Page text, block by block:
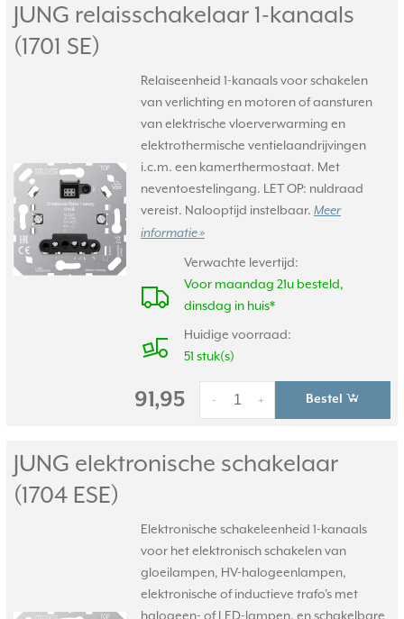
JUNG relaisschakelaar 1-kanaals
(1701 SE)
Relaiseenheid 1-kanaals voor schakelen
van verlichting en motoren of aansturen
van elektrische vloerverwarming en
elektrothermische ventielaandrijvingen
i.c.m. een kamerthermostaat. Met
neventoestelingang. LET OP: nuldraad
vereist. Nalooptijd instelbaar. Meer
informatie »
Verwachte levertijd:
Voor maandag 21u besteld,
dinsdag in huis*
Huidige voorraad:
51 stuk(s)
91,95 +
- Bestel
JUNG elektronische schakelaar
(1704 ESE)
Elektronische schakeleenheid 1-kanaals
voor het elektronisch schakelen van
gloeilampen, HV-halogeenlampen,
elektronische of inductieve trafo's met
halogeen- of LED-lampen, en schakelbare